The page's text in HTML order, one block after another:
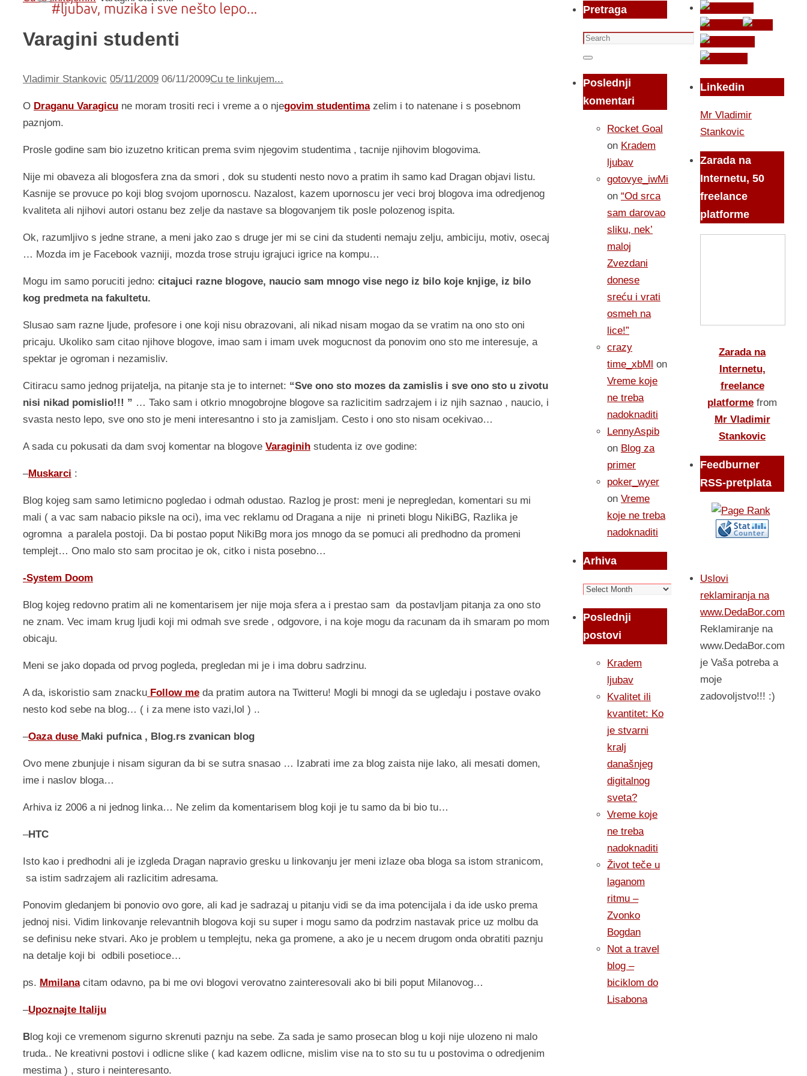
Varagini studenti
Vladimir Stankovic 05/11/2009 06/11/2009Cu te linkujem...
O Draganu Varagicu ne moram trositi reci i vreme a o njegovim studentimazelim i to natenane i s posebnom
paznjom.
Prosle godine sam bio izuzetno kritican prema svim njegovim studentima , tacnije njihovim blogovima.
Nije mi obaveza ali blogosfera zna da smori , dok su studenti nesto novo a pratim ih samo kad Dragan objavi listu.
Kasnije se provuce po koji blog svojom upornoscu. Nazalost, kazem upornoscu jer veci broj blogova ima odredjenog
kvaliteta ali njihovi autori ostanu bez zelje da nastave sa blogovanjem tik posle polozenog ispita.
Ok, razumljivo s jedne strane, a meni jako zao s druge jer mi se cini da studenti nemaju zelju, ambiciju, motiv, osecaj
… Mozda im je Facebook vazniji, mozda trose struju igrajuci igrice na kompu…
Mogu im samo poruciti jedno: citajuci razne blogove, naucio sam mnogo vise nego iz bilo koje knjige, iz bilo
kog predmeta na fakultetu.
Slusao sam razne ljude, profesore i one koji nisu obrazovani, ali nikad nisam mogao da se vratim na ono sto oni
pricaju. Ukoliko sam citao njihove blogove, imao sam i imam uvek mogucnost da ponovim ono sto me interesuje, a
spektar je ogroman i nezamisliv.
Citiracu samo jednog prijatelja, na pitanje sta je to internet: “Sve ono sto mozes da zamislis i sve ono sto u zivotu
nisi nikad pomislio!!! ” … Tako sam i otkrio mnogobrojne blogove sa razlicitim sadrzajem i iz njih saznao , naucio, i
svasta nesto lepo, sve ono sto je meni interesantno i sto ja zamisljam. Cesto i ono sto nisam ocekivao…
A sada cu pokusati da dam svoj komentar na blogove Varaginih studenta iz ove godine:
–Muskarci :
Blog kojeg sam samo letimicno pogledao i odmah odustao. Razlog je prost: meni je nepregledan, komentari su mi
mali ( a vac sam nabacio piksle na oci), ima vec reklamu od Dragana a nije ni prineti blogu NikiBG, Razlika je
ogromna a paralela postoji. Da bi postao poput NikiBg mora jos mnogo da se pomuci ali predhodno da promeni
templejt… Ono malo sto sam procitao je ok, citko i nista posebno…
-System Doom
Blog kojeg redovno pratim ali ne komentarisem jer nije moja sfera a i prestao sam da postavljam pitanja za ono sto
ne znam. Vec imam krug ljudi koji mi odmah sve srede , odgovore, i na koje mogu da racunam da ih smaram po mom
obicaju.
Meni se jako dopada od prvog pogleda, pregledan mi je i ima dobru sadrzinu.
A da, iskoristio sam znacku Follow me da pratim autora na Twitteru! Mogli bi mnogi da se ugledaju i postave ovako
nesto kod sebe na blog… ( i za mene isto vazi,lol ) ..
–Oaza duse Maki pufnica , Blog.rs zvanican blog
Ovo mene zbunjuje i nisam siguran da bi se sutra snasao … Izabrati ime za blog zaista nije lako, ali mesati domen,
ime i naslov bloga…
Arhiva iz 2006 a ni jednog linka… Ne zelim da komentarisem blog koji je tu samo da bi bio tu…
–HTC
Isto kao i predhodni ali je izgleda Dragan napravio gresku u linkovanju jer meni izlaze oba bloga sa istom stranicom,
sa istim sadrzajem ali razlicitim adresama.
Ponovim gledanjem bi ponovio ovo gore, ali kad je sadrazaj u pitanju vidi se da ima potencijala i da ide usko prema
jednoj nisi. Vidim linkovanje relevantnih blogova koji su super i mogu samo da podrzim nastavak price uz molbu da
se definisu neke stvari. Ako je problem u templejtu, neka ga promene, a ako je u necem drugom onda obratiti paznju
na detalje koji bi odbili posetioce…
ps. Mmilanacitam odavno, pa bi me ovi blogovi verovatno zainteresovali ako bi bili poput Milanovog…
–Upoznajte Italiju
Blog koji ce vremenom sigurno skrenuti paznju na sebe. Za sada je samo prosecan blog u koji nije ulozeno ni malo
truda.. Ne kreativni postovi i odlicne slike ( kad kazem odlicne, mislim vise na to sto su tu u postovima o odredjenim
mestima ) , sturo i neinteresanto.
Pretraga
Search
for:
Search
Poslednji
komentari
Rocket Goal
on Kradem
ljubav
gotovye_iwMi
on “Od srca
sam darovao
sliku, nek’
maloj
Zvezdani
donese
sreću i vrati
osmeh na
lice!”
crazy
time_xbMl on
Vreme koje
ne treba
nadoknaditi
LennyAspib
on Blog za
primer
poker_wyer
on Vreme
koje ne treba
nadoknaditi
Arhiva
Arhiva
Poslednji
postovi
Kradem
ljubav
Kvalitet ili
kvantitet: Ko
je stvarni
kralj
današnjeg
digitalnog
sveta?
Vreme koje
ne treba
nadoknaditi
Život teče u
laganom
ritmu –
Zvonko
Bogdan
Not a travel
blog –
biciklom do
Lisabona
Linkedin
Mr Vladimir
Stankovic
Zarada na
Internetu, 50
freelance
platforme
Zarada na
Internetu,
freelance
platforme from
Mr Vladimir
Stankovic
Feedburner
RSS-pretplata
Uslovi
reklamiranja na
www.DedaBor.com
Reklamiranje na
www.DedaBor.com
je Vaša potreba a
moje
zadovoljstvo!!! :)